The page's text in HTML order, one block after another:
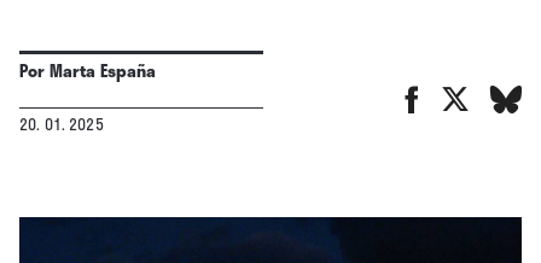
PorMarta España
20. 01. 2025